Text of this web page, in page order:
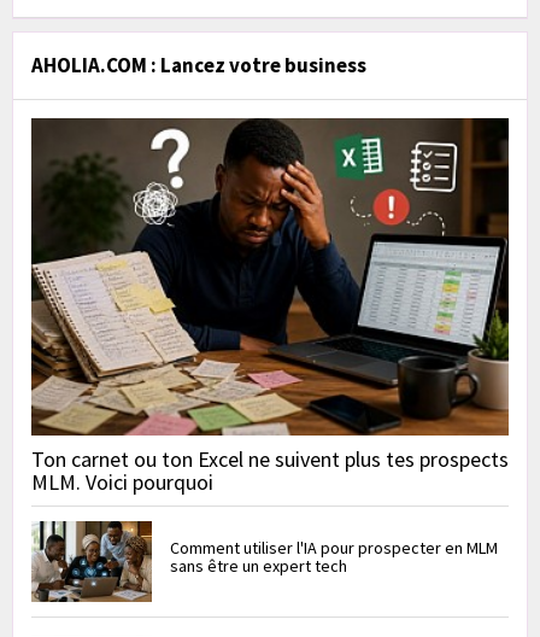
AHOLIA.COM : Lancez votre business
Ton carnet ou ton Excel ne suivent plus tes prospects
MLM. Voici pourquoi
Comment utiliser l'IA pour prospecter en MLM
sans être un expert tech